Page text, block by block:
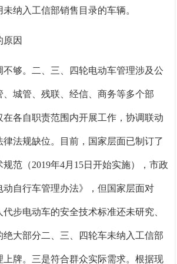
未纳入工信部销售目录的车辆。
原因
够。 二、 三、四轮电动车管理涉及公
城管、残联、经信、商务等多个部
在各自职责范围内开展工作，协调联动
法规缺位。 目前，国家层面已制订了
规范（2019年4月15日开始实施），市政
动自行车管理办法》，但国家层面对
步电动车的安全技术标准还未研究、
大部分二、三、四轮车未纳入工信部
牌。 三是符合群众实际需求。根据现